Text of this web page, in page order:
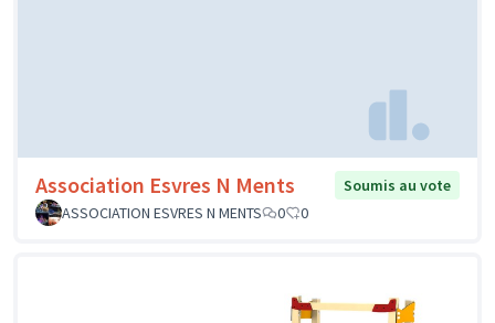
Association Esvres N Ments
Soumis au vote
ASSOCIATION ESVRES N MENTS
0 0